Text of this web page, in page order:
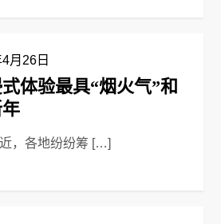
月26日
体验最具“烟火气”和
，各地纷纷筹 […]